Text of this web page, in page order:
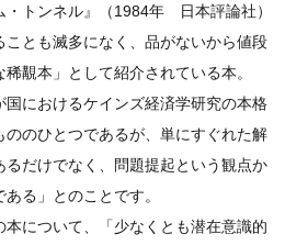
トンネル』（1984年 日本評論社）
とも滅多になく、品がないから値段
覯本」として紹介されている本。
におけるケインズ経済学研究の本格
のひとつであるが、単にすぐれた解
だけでなく、問題提起という観点か
る」とのことです。
について、「少なくとも潜在意識的